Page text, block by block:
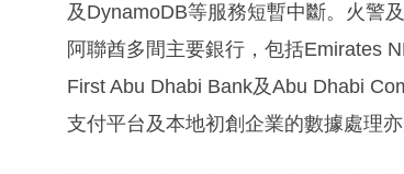
及DynamoDB等服務短暫中斷。火警
阿聯酋多間主要銀行，包括Emirates
First Abu Dhabi Bank及Abu Dhabi
支付平台及本地初創企業的數據處理亦